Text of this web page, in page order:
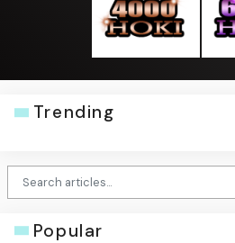
Trending
Popular